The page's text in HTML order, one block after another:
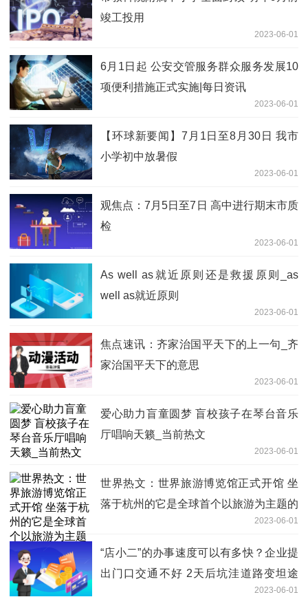
竣工投用
2023-06-01
6月1日起 公安交管服务群众服务发展10
项便利措施正式实施|每日资讯
2023-06-01
【环球新要闻】7月1日至8月30日 我市
小学初中放暑假
2023-06-01
观焦点：7月5日至7日 高中进行期末市质
检
2023-06-01
As well as就近原则还是救援原则_as
well as就近原则
2023-06-01
焦点速讯：齐家治国平天下的上一句_齐
家治国平天下的意思
2023-06-01
爱心助力盲童圆梦 盲校孩子在琴台音乐
厅唱响天籁_当前热文
2023-06-01
世界热文：世界旅游博览馆正式开馆 坐
落于杭州的它是全球首个以旅游为主题的
2023-06-01
“店小二”的办事速度可以有多快？企业提
出门口交通不好 2天后坑洼道路变坦途
2023-06-01